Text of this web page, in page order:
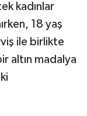
kadınlar
18 yaş
ile birlikte
altın madalya